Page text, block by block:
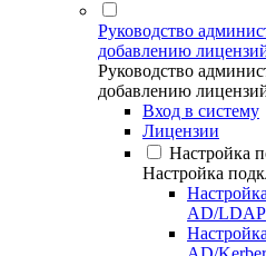
Руководство
добавлению
Руководство
добавлению
Вход в систему
Лицензии
Настройка
Настройка
AD/LDAP